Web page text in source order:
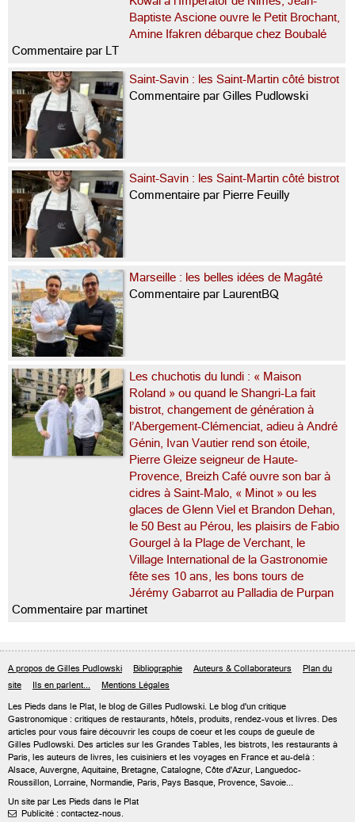
Baptiste Ascione ouvre le Petit Brochant,
Amine Ifakren débarque chez Boubalé
Commentaire par LT
Saint-Savin : les Saint-Martin côté bistrot
Commentaire par Gilles Pudlowski
Saint-Savin : les Saint-Martin côté bistrot
Commentaire par Pierre Feuilly
Marseille : les belles idées de Magâté
Commentaire par LaurentBQ
Les chuchotis du lundi : « Maison
Roland » ou quand le Shangri-La fait
bistrot, changement de génération à
l’Abergement-Clémenciat, adieu à André
Génin, Ivan Vautier rend son étoile,
Pierre Gleize seigneur de Haute-
Provence, Breizh Café ouvre son bar à
cidres à Saint-Malo, « Minot » ou les
glaces de Glenn Viel et Brandon Dehan,
le 50 Best au Pérou, les plaisirs de Fabio
Gourgel à la Plage de Verchant, le
Village International de la Gastronomie
fête ses 10 ans, les bons tours de
Jérémy Gabarrot au Palladia de Purpan
Commentaire par martinet
A propos de Gilles Pudlowski Bibliographie Auteurs & Collaborateurs
Plan du
site
Ils en parlent... Mentions Légales
Les Pieds dans le Plat, le blog de Gilles Pudlowski. Le blog d'un critique
Gastronomique : critiques de restaurants, hôtels, produits, rendez-vous et livres. Des
articles pour vous faire découvrir les coups de coeur et les coups de gueule de
Gilles Pudlowski. Des articles sur les Grandes Tables, les bistrots, les restaurants à
Paris, les auteurs de livres, les cuisiniers et les voyages en France et au-delà :
Alsace, Auvergne, Aquitaine, Bretagne, Catalogne, Côte d'Azur, Languedoc-
Roussillon, Lorraine, Normandie, Paris, Pays Basque, Provence, Savoie...
Un site par Les Pieds dans le Plat
 Publicité : contactez-nous.